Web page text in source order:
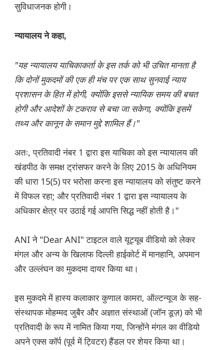
सुविधाजनक होगी।
न्यायालय ने कहा,
"यह न्यायालय याचिकाकर्ता के इस तर्क को भी उचित मानता है
कि दोनों मुकदमों की एक ही मंच पर एक साथ सुनवाई न्याय
प्रशासन के हित में होगी, क्योंकि इससे न्यायिक समय की बचत
होगी और आदेशों के टकराव से बचा जा सकेगा, क्योंकि इसमें
तथ्य और कानून के समान मुद्दे शामिल हैं।"
अतः, प्रतिवादी नंबर 1 द्वारा इस याचिका को इस न्यायालय की
खंडपीठ के समक्ष ट्रांसफर करने के लिए 2015 के अधिनियम
की धारा 15(5) पर भरोसा करना इस न्यायालय को संतुष्ट करने
में विफल रहा; और प्रतिवादी नंबर 1 द्वारा इस न्यायालय के
अधिकार क्षेत्र पर उठाई गई आपत्ति सिद्ध नहीं होती है।"
ANI ने "Dear ANI" टाइटल वाले यूट्यूब वीडियो को लेकर
मंगल और अन्य के खिलाफ दिल्ली हाईकोर्ट में मानहानि, अपमान
और उल्लंघन का मुकदमा दायर किया था।
इस मुकदमे में हास्य कलाकार कुणाल कामरा, ऑल्टन्यूज के सह-
संस्थापक मोहम्मद जुबैर और अज्ञात संस्थाओं (जॉन डूज़) को भी
प्रतिवादी के रूप में नामित किया गया, जिन्होंने मंगल का वीडियो
अपने एक्स कॉर्प (पूर्व में ट्विटर) हैंडल पर शेयर किया था।